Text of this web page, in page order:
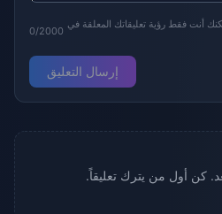
أنت فقط رؤية تعليقاتك المعلقة في
0/2000
إرسال التعليق
كن أول من يترك تعليقاً.